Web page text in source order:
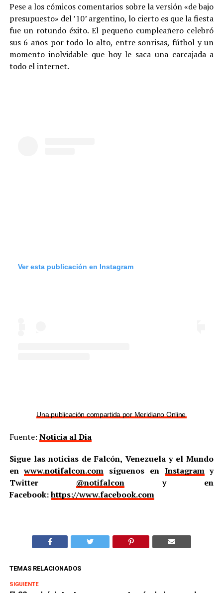
Pese a los cómicos comentarios sobre la versión «de bajo
presupuesto» del ’10’ argentino, lo cierto es que la fiesta
fue un rotundo éxito. El pequeño cumpleañero celebró
sus 6 años por todo lo alto, entre sonrisas, fútbol y un
momento inolvidable que hoy le saca una carcajada a
todo el internet.
Ver esta publicación en Instagram
Una publicación compartida por Meridiano Online
Fuente: Noticia al Dia
Sigue las noticias de Falcón, Venezuela y el Mundo
enwww.notifalcon.com síguenos en Instagramy
Twitter @notifalcony en
Facebook:https://www.facebook.com
TEMAS RELACIONADOS
SIGUIENTE